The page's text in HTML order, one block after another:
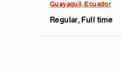
Guayaquil, Ecuador
Regular, Full time